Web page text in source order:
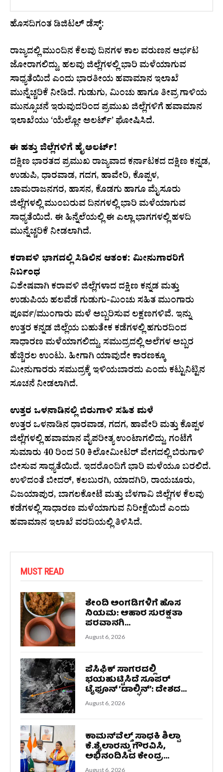
ಹೊಸದಿಗಂತ ಡಿಜಿಟಲ್ ಡೆಸ್ಕ್:
ರಾಜ್ಯದಲ್ಲಿ ಮುಂದಿನ ಕೆಲವು ದಿನಗಳ ಕಾಲ ವರುಣನ ಆರ್ಭಟ
ಜೋರಾಗಲಿದ್ದು, ಹಲವು ಜಿಲ್ಲೆಗಳಲ್ಲಿ ಭಾರಿ ಮಳೆಯಾಗುವ
ಸಾಧ್ಯತೆಯಿದೆ ಎಂದು ಭಾರತೀಯ ಹವಾಮಾನ ಇಲಾಖೆ
ಮುನ್ನೆಚ್ಚರಿಕೆ ನೀಡಿದೆ. ಗುಡುಗು, ಮಿಂಚು ಹಾಗೂ ತೀವ್ರ ಗಾಳಿಯ
ಮುನ್ಸೂಚನೆ ಇರುವುದರಿಂದ ಪ್ರಮುಖ ಜಿಲ್ಲೆಗಳಿಗೆ ಹವಾಮಾನ
ಇಲಾಖೆಯು ‘ಯೆಲ್ಲೋ ಅಲರ್ಟ್’ ಘೋಷಿಸಿದೆ.
ಈ ಹತ್ತು ಜಿಲ್ಲೆಗಳಿಗೆ ಹೈ ಅಲರ್ಟ್!
ದಕ್ಷಿಣ ಭಾರತದ ಪ್ರಮುಖ ರಾಜ್ಯವಾದ ಕರ್ನಾಟಕದ ದಕ್ಷಿಣ ಕನ್ನಡ,
ಉಡುಪಿ, ಧಾರವಾಡ, ಗದಗ, ಹಾವೇರಿ, ಕೊಪ್ಪಳ,
ಚಾಮರಾಜನಗರ, ಹಾಸನ, ಕೊಡಗು ಹಾಗೂ ಮೈಸೂರು
ಜಿಲ್ಲೆಗಳಲ್ಲಿ ಮುಂಬರುವ ದಿನಗಳಲ್ಲಿ ಭಾರಿ ಮಳೆಯಾಗುವ
ಸಾಧ್ಯತೆಯಿದೆ. ಈ ಹಿನ್ನೆಲೆಯಲ್ಲಿ ಈ ಎಲ್ಲಾ ಭಾಗಗಳಲ್ಲಿ ಹಳದಿ
ಮುನ್ನೆಚ್ಚರಿಕೆ ನೀಡಲಾಗಿದೆ.
ಕರಾವಳಿ ಭಾಗದಲ್ಲಿ ಸಿಡಿಲಿನ ಆತಂಕ: ಮೀನುಗಾರರಿಗೆ
ನಿರ್ಬಂಧ
ವಿಶೇಷವಾಗಿ ಕರಾವಳಿ ಜಿಲ್ಲೆಗಳಾದ ದಕ್ಷಿಣ ಕನ್ನಡ ಮತ್ತು
ಉಡುಪಿಯ ಹಲವೆಡೆ ಗುಡುಗು-ಮಿಂಚು ಸಹಿತ ಮುಂಗಾರು
ಪೂರ್ವ/ಮುಂಗಾರು ಮಳೆ ಅಬ್ಬರಿಸುವ ಲಕ್ಷಣಗಳಿವೆ. ಇನ್ನು
ಉತ್ತರ ಕನ್ನಡ ಜಿಲ್ಲೆಯ ಬಹುತೇಕ ಕಡೆಗಳಲ್ಲಿ ಹಗುರದಿಂದ
ಸಾಧಾರಣ ಮಳೆಯಾಗಲಿದ್ದು, ಸಮುದ್ರದಲ್ಲಿ ಅಲೆಗಳ ಅಬ್ಬರ
ಹೆಚ್ಚಿರಲ ಉಂಟು. ಹೀಗಾಗಿ ಯಾವುದೇ ಕಾರಣಕ್ಕೂ
ಮೀನುಗಾರರು ಸಮುದ್ರಕ್ಕೆ ಇಳಿಯಬಾರದು ಎಂದು ಕಟ್ಟುನಿಟ್ಟಿನ
ಸೂಚನೆ ನೀಡಲಾಗಿದೆ.
ಉತ್ತರ ಒಳನಾಡಿನಲ್ಲಿ ಬಿರುಗಾಳಿ ಸಹಿತ ಮಳೆ
ಉತ್ತರ ಒಳನಾಡಿನ ಧಾರವಾಡ, ಗದಗ, ಹಾವೇರಿ ಮತ್ತು ಕೊಪ್ಪಳ
ಜಿಲ್ಲೆಗಳಲ್ಲಿ ಹವಾಮಾನ ವೈಪರೀತ್ಯ ಉಂಟಾಗಲಿದ್ದು, ಗಂಟೆಗೆ
ಸುಮಾರು 40 ರಿಂದ 50 ಕಿಲೋಮೀಟರ್ ವೇಗದಲ್ಲಿ ಬಿರುಗಾಳಿ
ಬೀಸುವ ಸಾಧ್ಯತೆಯಿದೆ. ಇದರೊಂದಿಗೆ ಭಾರಿ ಮಳೆಯೂ ಬರಲಿದೆ.
ಉಳಿದಂತೆ ಬೀದರ್, ಕಲಬುರಗಿ, ಯಾದಗಿರಿ, ರಾಯಚೂರು,
ವಿಜಯಾಪುರ, ಬಾಗಲಕೋಟೆ ಮತ್ತು ಬೆಳಗಾವಿ ಜಿಲ್ಲೆಗಳ ಕೆಲವು
ಕಡೆಗಳಲ್ಲಿ ಸಾಧಾರಣ ಮಳೆಯಾಗುವ ನಿರೀಕ್ಷೆಯಿದೆ ಎಂದು
ಹವಾಮಾನ ಇಲಾಖೆ ವರದಿಯಲ್ಲಿ ತಿಳಿಸಿದೆ.
MUST READ
ಶೇಂದಿ ಅಂಗಡಿಗಳಿಗೆ ಹೊಸ
ನಿಯಮ: ಆಹಾರ ಸುರಕ್ಷತಾ
ಪರವಾನಗಿ...
August 6, 2026
ಪೆಸಿಫಿಕ್ ಸಾಗರದಲ್ಲಿ
ಭಯಹುಟ್ಟಿಸಿದೆ ಸೂಪರ್
ಟೈಫೂನ್ ‘ಡಾಲ್ಫಿನ್’: ದೇಶದ...
August 6, 2026
ಕಾಮನ್‌ವೆಲ್ತ್ ಸಾಧಕಿ ಶಿಲ್ಪಾ
ಕೆ.ಶೈಲಾರನ್ನು ಗೌರವಿಸಿ,
ಅಭಿನಂದಿಸಿದ ಕೇಂದ್ರ...
August 6, 2026